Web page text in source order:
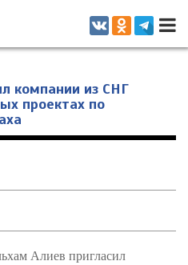
посвященное актуальным
пространстве
компании из СНГ
проектах по
Алиев пригласил